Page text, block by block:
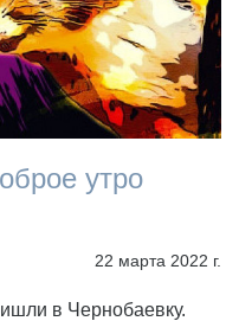
утро
22 марта 2022 г.
в Чернобаевку.